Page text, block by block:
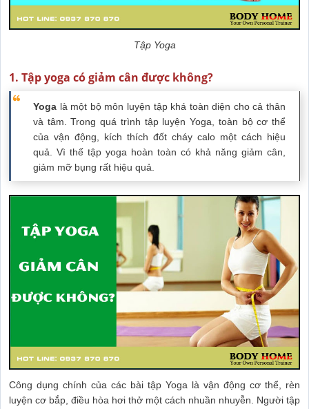
Tập Yoga
1. Tập yoga có giảm cân được không?
Yoga là một bộ môn luyện tập khá toàn diện cho cả thân
và tâm. Trong quá trình tập luyện Yoga, toàn bộ cơ thể
của vận động, kích thích đốt cháy calo một cách hiệu
quả. Vì thế tập yoga hoàn toàn có khả năng giảm cân,
giảm mỡ bụng rất hiệu quả.
Công dụng chính của các bài tập Yoga là vận động cơ thể, rèn
luyện cơ bắp, điều hòa hơi thở một cách nhuần nhuyễn. Người tập